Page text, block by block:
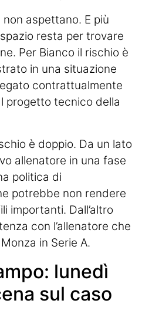
aspettano. E più
resta per trovare
Per Bianco il rischio è
in una situazione
contrattualmente
progetto tecnico della
è doppio. Da un lato
allenatore in una fase
politica di
potrebbe non rendere
importanti. Dall’altro
con l’allenatore che
in Serie A.
lunedì
sul caso